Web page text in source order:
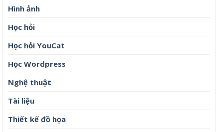
Hình ảnh
Học hỏi
Học hỏi YouCat
Học Wordpress
Nghệ thuật
Tài liệu
Thiết kế đồ họa